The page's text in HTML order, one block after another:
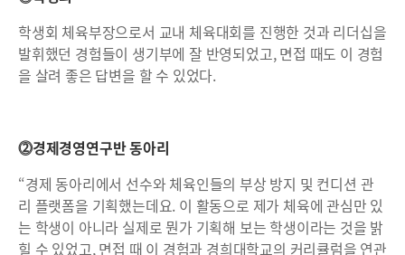
학생회 체육부장으로서 교내 체육대회를 진행한 것과 리더십을
발휘했던 경험들이 생기부에 잘 반영되었고, 면접 때도 이 경험
을 살려 좋은 답변을 할 수 있었다.
⓶경제경영연구반 동아리
“경제 동아리에서 선수와 체육인들의 부상 방지 및 컨디션 관
리 플랫폼을 기획했는데요. 이 활동으로 제가 체육에 관심만 있
는 학생이 아니라 실제로 뭔가 기획해 보는 학생이라는 것을 밝
힐 수 있었고, 면접 때 이 경험과 경희대학교의 커리큘럼을 연관